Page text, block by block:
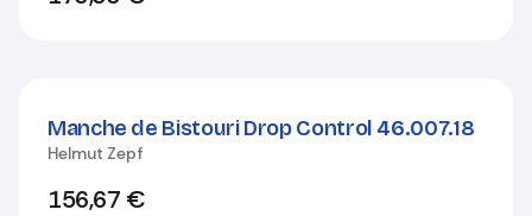
Manche de Bistouri Drop Control 46.007.18
Helmut Zepf
156,67 €